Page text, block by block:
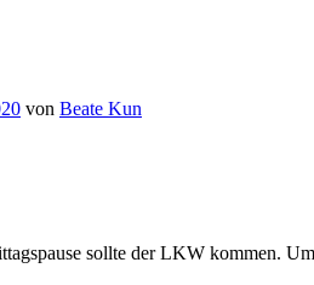
von Beate Kun
sollte der LKW kommen.